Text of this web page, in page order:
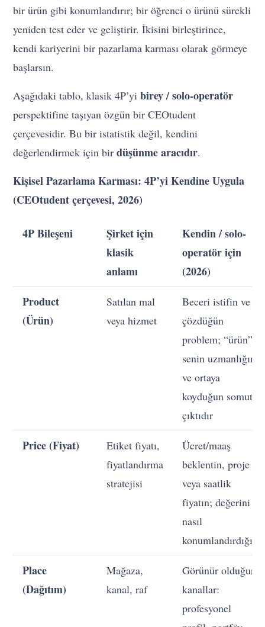
bir ürün gibi konumlandırır; bir öğrenci o ürünü sürekli
yeniden test eder ve geliştirir. İkisini birleştirince,
kendi kariyerini bir pazarlama karması olarak görmeye
başlarsın.
Aşağıdaki tablo, klasik 4P’yibirey / solo-operatör
perspektifine taşıyan özgün bir CEOtudent
çerçevesidir. Bu bir istatistik değil, kendini
değerlendirmek için birdüşünme aracıdır.
Kişisel Pazarlama Karması: 4P’yi Kendine Uygula
(CEOtudent çerçevesi, 2026)
4P Bileşeni
Şirket için
klasik
anlamı
Kendin / solo-
operatör için
(2026)
Product
(Ürün)
Satılan mal
veya hizmet
Beceri istifin ve
çözdüğün
problem; “ürün”
senin uzmanlığın
ve ortaya
koyduğun somut
çıktıdır
Price (Fiyat)
Etiket fiyatı,
fiyatlandırma
stratejisi
Ücret/maaş
beklentin, proje
veya saatlik
fiyatın; değerini
nasıl
konumlandırdığın
Place
(Dağıtım)
Mağaza,
kanal, raf
Görünür olduğun
kanallar:
profesyonel